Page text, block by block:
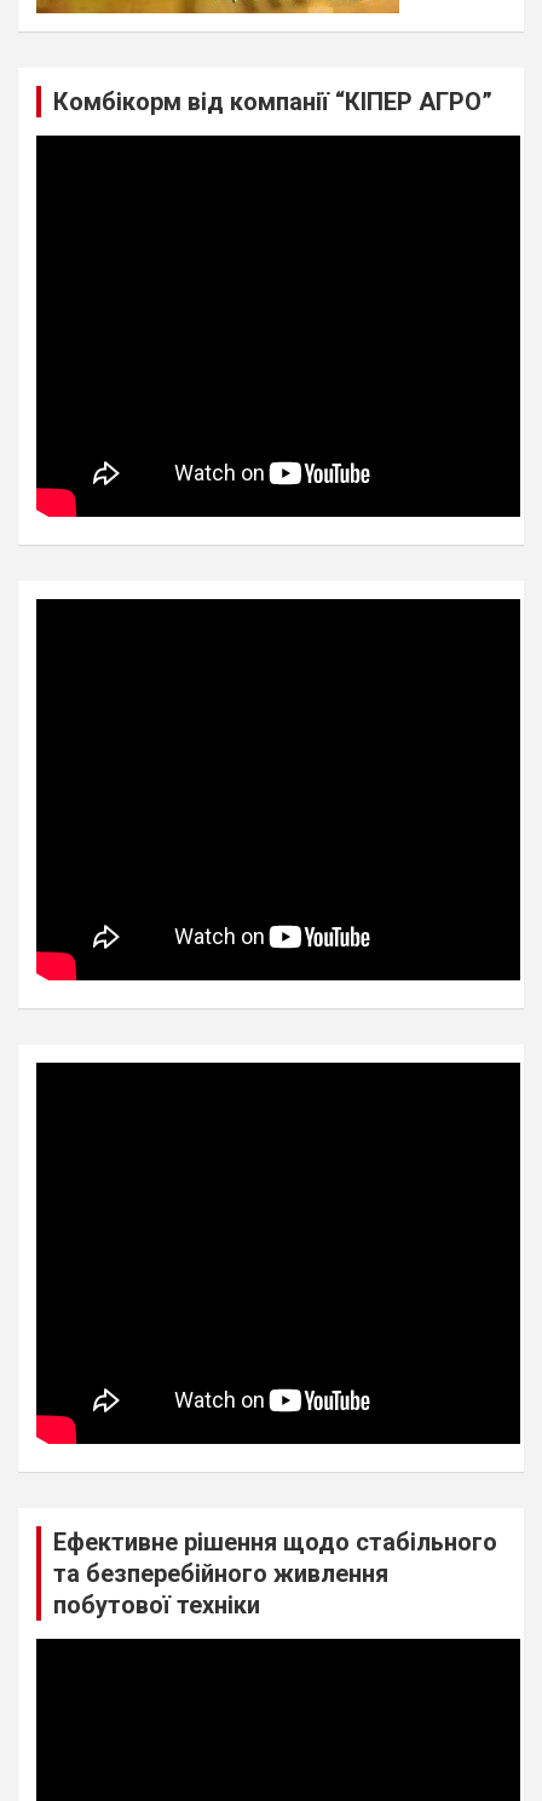
Комбікорм від компанії “КІПЕР АГРО”
Ефективне рішення щодо стабільного
та безперебійного живлення
побутової техніки